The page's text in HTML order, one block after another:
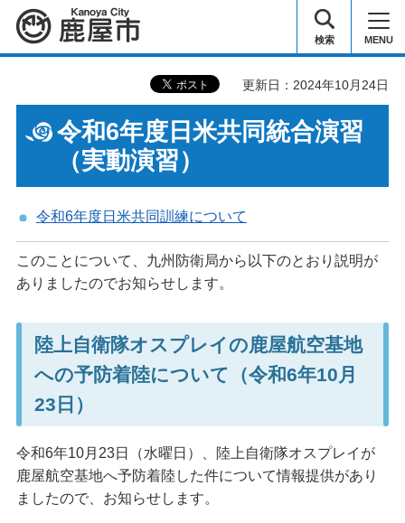
鹿屋市 検索 MENU
更新日：2024年10月24日
令和6年度日米共同統合演習
（実動演習）
令和6年度日米共同訓練について
このことについて、九州防衛局から以下のとおり説明が
ありましたのでお知らせします。
陸上自衛隊オスプレイの鹿屋航空基地
への予防着陸について（令和6年10月
23日）
令和6年10月23日（水曜日）、陸上自衛隊オスプレイが
鹿屋航空基地へ予防着陸した件について情報提供があり
ましたので、お知らせします。